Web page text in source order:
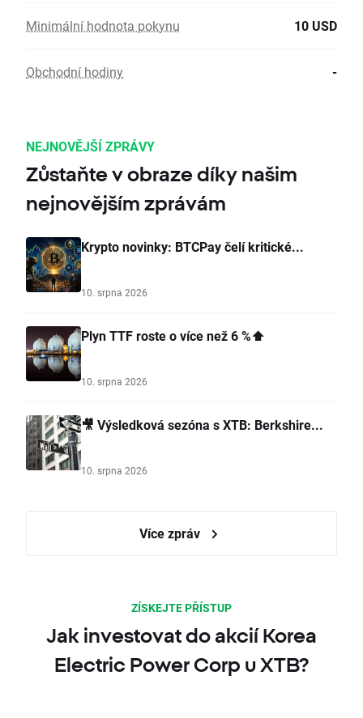
Minimální hodnota pokynu 10 USD
Obchodní hodiny -
NEJNOVĚJŠÍ ZPRÁVY
Zůstaňte v obraze díky našim
nejnovějším zprávám
Krypto novinky: BTCPay čelí kritické...
10. srpna 2026
Plyn TTF roste o více než 6 %⬆️
10. srpna 2026
🎥 Výsledková sezóna s XTB: Berkshire...
10. srpna 2026
Více zpráv
ZÍSKEJTE PŘÍSTUP
Jak investovat do akcií Korea
Electric Power Corp u XTB?